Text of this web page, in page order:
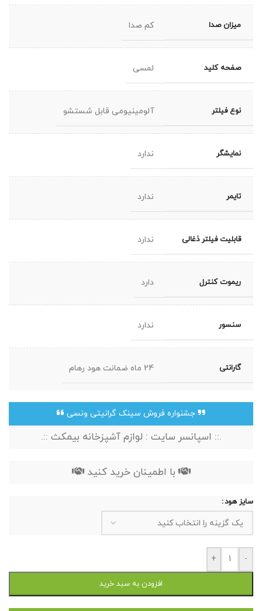
میزان صدا کم صدا
صفحه کلید لمسی
نوع فیلتر آلومینیومی قابل شستشو
نمایشگر ندارد
تایمر ندارد
قابلیت فیلتر ذغالی ندارد
ریموت کنترل دارد
سنسور ندارد
گارانتی 24 ماه ضمانت هود رهام
جشنواره فروش سینک گرانیتی ونسی
.:: اسپانسر سایت : لوازم آشپزخانه بیمکث ::.
با اطمینان خرید کنید
سایز هود
-
+
افزودن به سبد خرید